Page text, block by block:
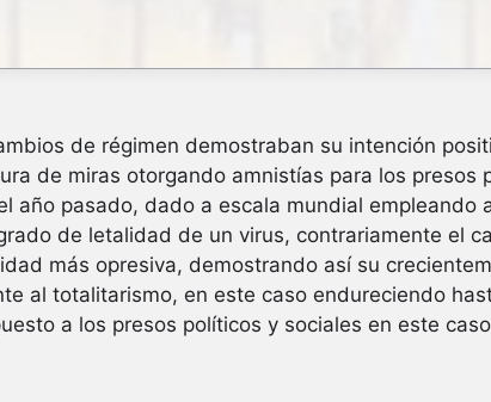
de régimen demostraban su intención
de miras otorgando amnistías para los presos
año pasado, dado a escala mundial empleando
de letalidad de un virus, contrariamente el
más opresiva, demostrando así su
al totalitarismo, en este caso endureciendo
a los presos políticos y sociales en este